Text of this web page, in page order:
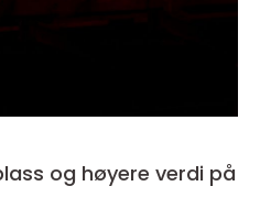
og høyere verdi på